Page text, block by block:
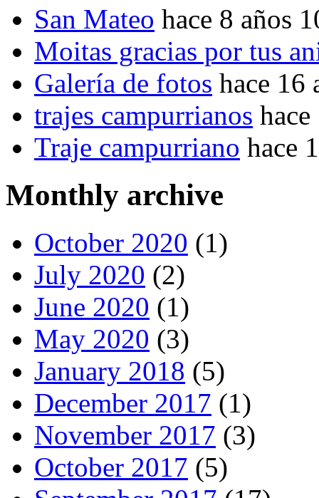
San Mateo hace 8 años
Moitas gracias por tus
Galería de fotos hace 16
trajes campurrianos
Traje campurriano hace
Monthly archive
October 2020 (1)
July 2020 (2)
June 2020 (1)
May 2020 (3)
January 2018 (5)
December 2017 (1)
November 2017 (3)
October 2017 (5)